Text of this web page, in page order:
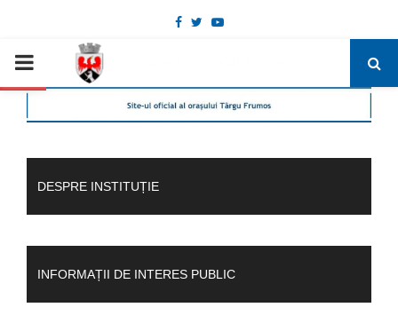
Deschide bara de unelte
Facebook
TwitterYoutube
PRIMARY
MENU
DESPRE INSTITUȚIE
INFORMAȚII DE INTERES PUBLIC